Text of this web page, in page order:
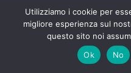
Utilizziamo i cookie per
migliore esperienza sul
questo sito noi
Ok
No